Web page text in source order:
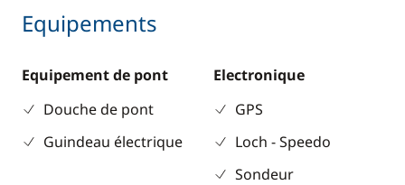
Equipements
Equipement de pont
Douche de pont
Guindeau électrique
Electronique
GPS
Loch - Speedo
Sondeur